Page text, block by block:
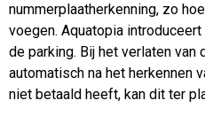
nummerplaatherkenning, zo
voegen. Aquatopia
de parking. Bij het verlaten
automatisch na het herkennen
niet betaald heeft, kan dit ter